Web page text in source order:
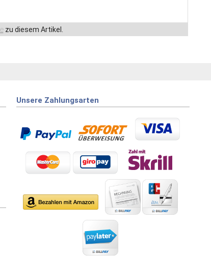
zu diesem Artikel.
Unsere Zahlungsarten